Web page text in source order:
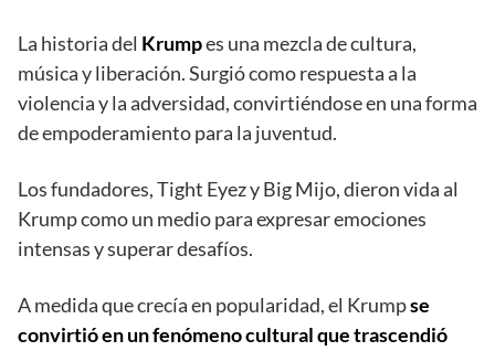
La historia del Krumpes una mezcla de cultura,
música y liberación. Surgió como respuesta a la
violencia y la adversidad, convirtiéndose en una forma
de empoderamiento para la juventud.
Los fundadores, Tight Eyez y Big Mijo, dieron vida al
Krump como un medio para expresar emociones
intensas y superar desafíos.
A medida que crecía en popularidad, el Krumpse
convirtió en un fenómeno cultural que trascendió